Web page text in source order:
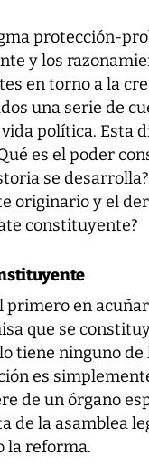
protección-
y los
en torno a la
una serie de
política. Esta
es el poder
se
y el
constituyente?
primero en
que se
tiene ninguno
es
de un órgano
de la asamblea
la reforma.